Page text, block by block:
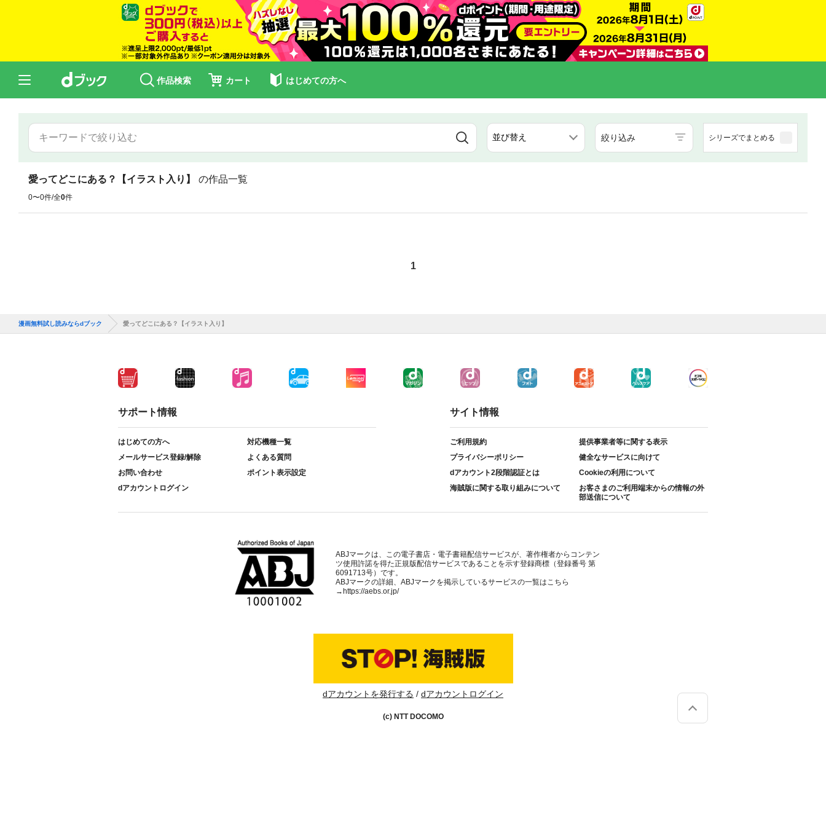
作品検索 カート はじめての方へ
絞り込み シリーズでまとめる
愛ってどこにある？【イラスト入り】 の作品一覧
0〜0件/全0件
1
漫画無料試し読みならdブック 愛ってどこにある？【イラスト入り】
サポート情報
はじめての方へ
対応機種一覧
メールサービス登録/解除
よくある質問
お問い合わせ
ポイント表示設定
dアカウントログイン
サイト情報
ご利用規約
提供事業者等に関する表示
プライバシーポリシー
健全なサービスに向けて
dアカウント2段階認証とは
Cookieの利用について
海賊版に関する取り組みについて
お客さまのご利用端末からの情報の外
部送信について
ABJマークは、この電子書店・電子書籍配信サービスが、著作権者からコンテン
ツ使用許諾を得た正規版配信サービスであることを示す登録商標（登録番号 第
6091713号）です。
ABJマークの詳細、ABJマークを掲示しているサービスの一覧はこちら
→ https://aebs.or.jp/
dアカウントを発行する dアカウントログイン
(c) NTT DOCOMO